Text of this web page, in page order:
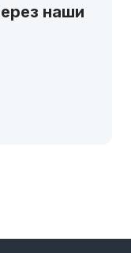
наши